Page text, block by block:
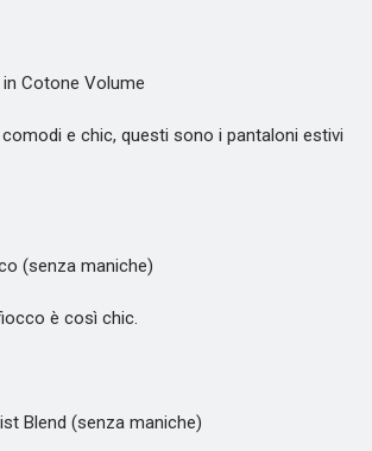
Cotone Volume
e chic, questi sono i pantaloni estivi
(senza maniche)
è così chic.
Blend (senza maniche)